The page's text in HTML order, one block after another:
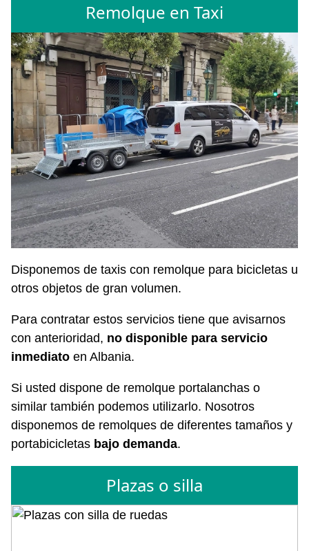
Remolque en Taxi
Disponemos de taxis con remolque para bicicletas u
otros objetos de gran volumen.
Para contratar estos servicios tiene que avisarnos
con anterioridad, no disponible para servicio
inmediato en Albania.
Si usted dispone de remolque portalanchas o
similar también podemos utilizarlo. Nosotros
disponemos de remolques de diferentes tamaños y
portabicicletas bajo demanda.
Plazas o silla